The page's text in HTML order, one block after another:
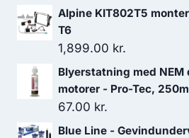
789.00 kr..
Alpine KIT802T5
T6
1,899.00 kr.
Blyerstatning med
motorer - Pro-Tec,
67.00 kr.
Blue Line -